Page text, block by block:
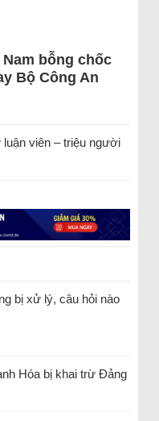
bỗng chốc
Bộ Công An
viên – triệu người
bị xử lý, câu hỏi nào
Hóa bị khai trừ Đảng